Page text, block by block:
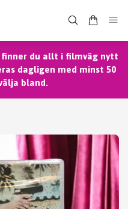
finner du allt i filmväg nytt
dagligen med minst 50
bland.